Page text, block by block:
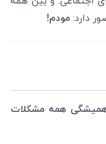
دارد:مودم!
همه مشکلات